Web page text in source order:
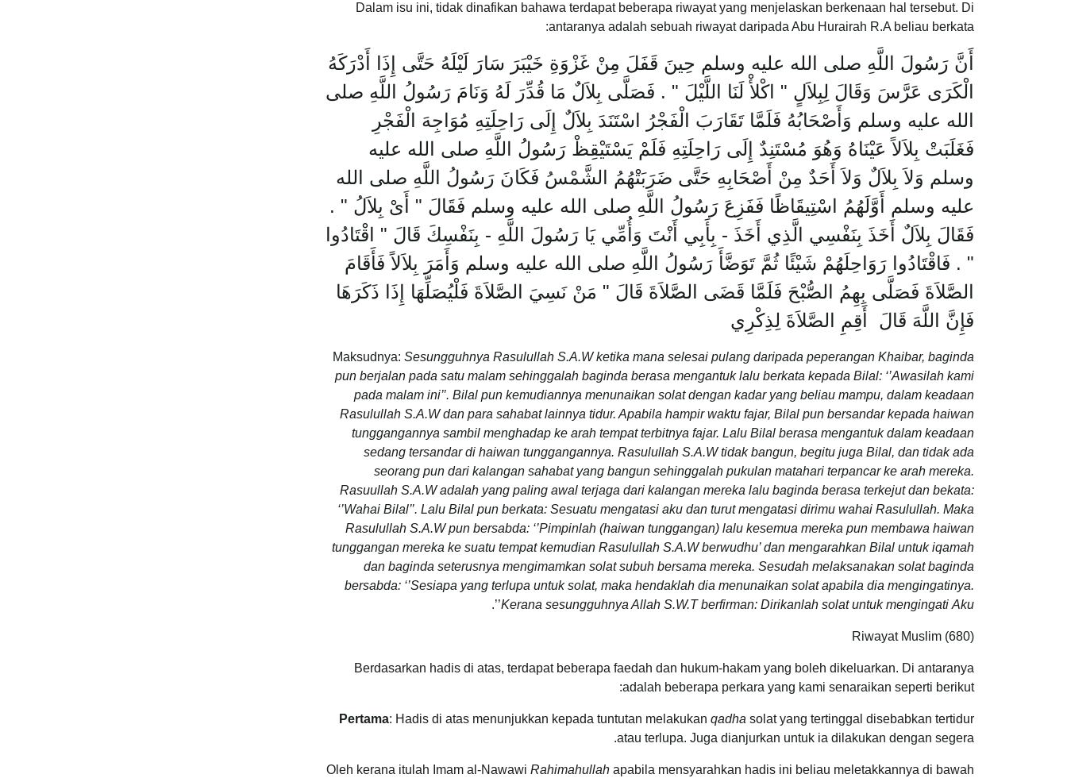
Dalam isu ini, tidak dinafikan bahawa terdapat beberapa riwayat yang menjelaskan berkenaan hal tersebut. Di
antaranya adalah sebuah riwayat daripada Abu Hurairah R.A beliau berkata:
أَنَّ رَسُولَ اللَّهِ صلى الله عليه وسلم حِينَ قَفَلَ مِنْ غَزْوَةِ خَيْبَرَ سَارَ لَيْلَهُ حَتَّى إِذَا أَدْرَكَهُ
الْكَرَى عَرَّسَ وَقَالَ لِبِلاَلٍ ‏"‏ اكْلأْ لَنَا اللَّيْلَ ‏"‏ ‏.‏ فَصَلَّى بِلاَلٌ مَا قُدِّرَ لَهُ وَنَامَ رَسُولُ اللَّهِ صلى
الله عليه وسلم وَأَصْحَابُهُ فَلَمَّا تَقَارَبَ الْفَجْرُ اسْتَنَدَ بِلاَلٌ إِلَى رَاحِلَتِهِ مُوَاجِهَ الْفَجْرِ
فَغَلَبَتْ بِلاَلاً عَيْنَاهُ وَهُوَ مُسْتَنِدٌ إِلَى رَاحِلَتِهِ فَلَمْ يَسْتَيْقِظْ رَسُولُ اللَّهِ صلى الله عليه
وسلم وَلاَ بِلاَلٌ وَلاَ أَحَدٌ مِنْ أَصْحَابِهِ حَتَّى ضَرَبَتْهُمُ الشَّمْسُ فَكَانَ رَسُولُ اللَّهِ صلى الله
عليه وسلم أَوَّلَهُمُ اسْتِيقَاظًا فَفَزِعَ رَسُولُ اللَّهِ صلى الله عليه وسلم فَقَالَ ‏"‏ أَىْ بِلاَلُ ‏"‏ ‏.‏
فَقَالَ بِلاَلٌ أَخَذَ بِنَفْسِي الَّذِي أَخَذَ - بِأَبِي أَنْتَ وَأُمِّي يَا رَسُولَ اللَّهِ - بِنَفْسِكَ قَالَ ‏"‏ اقْتَادُوا
‏"‏ ‏.‏ فَاقْتَادُوا رَوَاحِلَهُمْ شَيْئًا ثُمَّ تَوَضَّأَ رَسُولُ اللَّهِ صلى الله عليه وسلم وَأَمَرَ بِلاَلاً فَأَقَامَ
الصَّلاَةَ فَصَلَّى بِهِمُ الصُّبْحَ فَلَمَّا قَضَى الصَّلاَةَ قَالَ ‏"‏ مَنْ نَسِيَ الصَّلاَةَ فَلْيُصَلِّهَا إِذَا ذَكَرَهَا
فَإِنَّ اللَّهَ قَالَ أَقِمِ الصَّلاَةَ لِذِكْرِي‏
Maksudnya: Sesungguhnya Rasulullah S.A.W ketika mana selesai pulang daripada peperangan Khaibar, baginda
pun berjalan pada satu malam sehinggalah baginda berasa mengantuk lalu berkata kepada Bilal: ‘’Awasilah kami
pada malam ini’’. Bilal pun kemudiannya menunaikan solat dengan kadar yang beliau mampu, dalam keadaan
Rasulullah S.A.W dan para sahabat lainnya tidur. Apabila hampir waktu fajar, Bilal pun bersandar kepada haiwan
tunggangannya sambil menghadap ke arah tempat terbitnya fajar. Lalu Bilal berasa mengantuk dalam keadaan
sedang tersandar di haiwan tunggangannya. Rasulullah S.A.W tidak bangun, begitu juga Bilal, dan tidak ada
seorang pun dari kalangan sahabat yang bangun sehinggalah pukulan matahari terpancar ke arah mereka.
Rasuullah S.A.W adalah yang paling awal terjaga dari kalangan mereka lalu baginda berasa terkejut dan bekata:
‘’Wahai Bilal’’. Lalu Bilal pun berkata: Sesuatu mengatasi aku dan turut mengatasi dirimu wahai Rasulullah. Maka
Rasulullah S.A.W pun bersabda: ‘’Pimpinlah (haiwan tunggangan) lalu kesemua mereka pun membawa haiwan
tunggangan mereka ke suatu tempat kemudian Rasulullah S.A.W berwudhu’ dan mengarahkan Bilal untuk iqamah
dan baginda seterusnya mengimamkan solat subuh bersama mereka. Sesudah melaksanakan solat baginda
bersabda: ‘’Sesiapa yang terlupa untuk solat, maka hendaklah dia menunaikan solat apabila dia mengingatinya.
Kerana sesungguhnya Allah S.W.T berfirman: Dirikanlah solat untuk mengingati Aku
’’.
Riwayat Muslim (680)
Berdasarkan hadis di atas, terdapat beberapa faedah dan hukum-hakam yang boleh dikeluarkan. Di antaranya
adalah beberapa perkara yang kami senaraikan seperti berikut:
Pertama: Hadis di atas menunjukkan kepada tuntutan melakukan qadha solat yang tertinggal disebabkan tertidur
atau terlupa. Juga dianjurkan untuk ia dilakukan dengan segera.
Oleh kerana itulah Imam al-Nawawi Rahimahullah apabila mensyarahkan hadis ini beliau meletakkannya di bawah